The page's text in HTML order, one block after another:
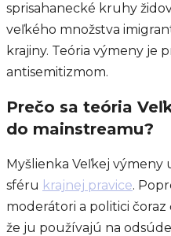
sprisahanecké kruhy
veľkého množstva
krajiny. Teória výmeny je
antisemitizmom.
Prečo sa teória
do mainstreamu?
Myšlienka Veľkej výmeny
sféru krajnej pravice.
moderátori a politici čoraz
že ju používajú na